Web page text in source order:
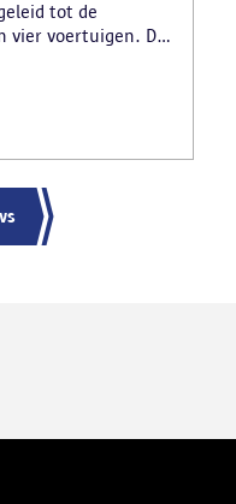
tot de
vier voertuigen. De
melding hadden
als gevolg had.